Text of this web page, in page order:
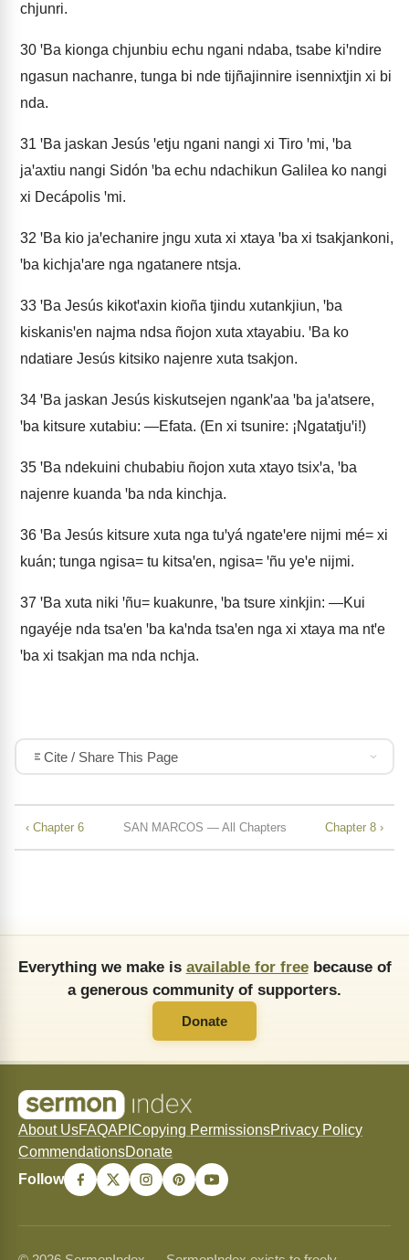
chjunri.
30 ꞌBa kionga chjunbiu echu ngani ndaba, tsabe kiꞌndire
ngasun nachanre, tunga bi nde tijñajinnire isennixtjin xi bi
nda.
31 ꞌBa jaskan Jesús ꞌetju ngani nangi xi Tiro ꞌmi, ꞌba
jaꞌaxtiu nangi Sidón ꞌba echu ndachikun Galilea ko nangi
xi Decápolis ꞌmi.
32 ꞌBa kio jaꞌechanire jngu xuta xi xtaya ꞌba xi tsakjankoni,
ꞌba kichjaꞌare nga ngatanere ntsja.
33 ꞌBa Jesús kikotꞌaxin kioña tjindu xutankjiun, ꞌba
kiskanisꞌen najma ndsa ñojon xuta xtayabiu. ꞌBa ko
ndatiare Jesús kitsiko najenre xuta tsakjon.
34 ꞌBa jaskan Jesús kiskutsejen ngankꞌaa ꞌba jaꞌatsere,
ꞌba kitsure xutabiu: —Efata. (En xi tsunire: ¡Ngatatjuꞌi!)
35 ꞌBa ndekuini chubabiu ñojon xuta xtayo tsixꞌa, ꞌba
najenre kuanda ꞌba nda kinchja.
36 ꞌBa Jesús kitsure xuta nga tuꞌyá ngateꞌere nijmi mé= xi
kuán; tunga ngisa= tu kitsaꞌen, ngisa= ꞌñu yeꞌe nijmi.
37 ꞌBa xuta niki ꞌñu= kuakunre, ꞌba tsure xinkjin: —Kui
ngayéje nda tsaꞌen ꞌba kaꞌnda tsaꞌen nga xi xtaya ma ntꞌe
ꞌba xi tsakjan ma nda nchja.
Cite / Share This Page
‹ Chapter 6 SAN MARCOS — All Chapters Chapter 8 ›
Everything we make is available for freebecause of
a generous community of supporters.
Donate
About UsFAQAPI Copying PermissionsPrivacy Policy
CommendationsDonate
Follow